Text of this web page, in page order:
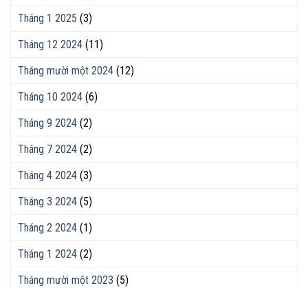
Tháng 1 2025 (3)
Tháng 12 2024 (11)
Tháng mười một 2024 (12)
Tháng 10 2024 (6)
Tháng 9 2024 (2)
Tháng 7 2024 (2)
Tháng 4 2024 (3)
Tháng 3 2024 (5)
Tháng 2 2024 (1)
Tháng 1 2024 (2)
Tháng mười một 2023 (5)